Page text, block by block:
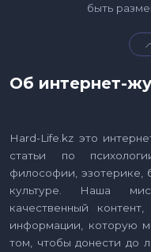
быть
Об интернет-
Hard-Life.kz это
статьи по
философии, эзотерике,
культуре. Наша
качественный
информации, которую
том, чтобы донести до